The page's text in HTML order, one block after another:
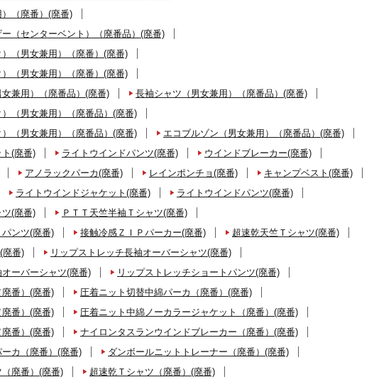
（廃番）(廃番)
（センターベント）（廃番品）(廃番)
（男女兼用）（廃番）(廃番)
（男女兼用）（廃番）(廃番)
兼用）（廃番品）(廃番)
長袖シャツ（男女兼用）（廃番品）(廃番)
（男女兼用）（廃番品）(廃番)
（男女兼用）（廃番品）(廃番)
エコブルゾン（男女兼用）（廃番品）(廃番)
(廃番)
ライトウインドパンツ(廃番)
ウインドブレーカー(廃番)
アノラックパーカ(廃番) レインポンチョ(廃番)
キャンプベスト(廃番)
ライトウインドジャケット(廃番)
ライトウインドパンツ(廃番)
ツ(廃番)
ＰＴＴ天竺半袖Ｔシャツ(廃番)
ンツ(廃番)
接触冷感ＺＩＰパーカー(廃番)
超速乾天竺Ｔシャツ(廃番)
廃番)
リップストレッチ長袖オーバーシャツ(廃番)
ーバーシャツ(廃番)
リップストレッチショートパンツ(廃番)
番）(廃番)
圧着ニット切替中綿パーカ（廃番）(廃番)
番）(廃番)
圧着ニット中綿ノーカラージャケット（廃番）(廃番)
番）(廃番)
ナイロンタスランウインドブレーカー（廃番）(廃番)
カ（廃番）(廃番)
ダンボールニットトレーナー（廃番）(廃番)
廃番）(廃番)
超速乾Ｔシャツ（廃番）(廃番)